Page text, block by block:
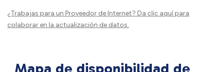
¿Trabajas para un Proveedor de Internet? Da clic aquípara
colaborar en la actualización de datos.